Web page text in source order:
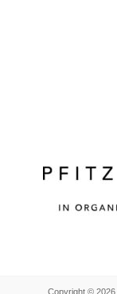
Copyright © 2026